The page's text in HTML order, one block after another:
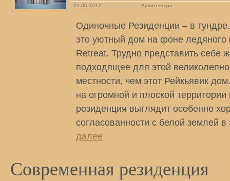
21.08.2012 Размещено в Архитектура
Одиночные Резиденции – в
это уютный дом на фоне ледяного
Retreat. Трудно представить себе
подходящее для этой
местности, чем этот Рейкьявик
на огромной и плоской
резиденция выглядит особенно
согласованности с белой землей
далее
Современная резиденция